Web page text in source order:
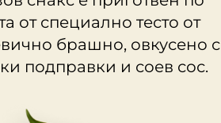
от специално тесто от
брашно, овкусено с
подправки и соев сос.